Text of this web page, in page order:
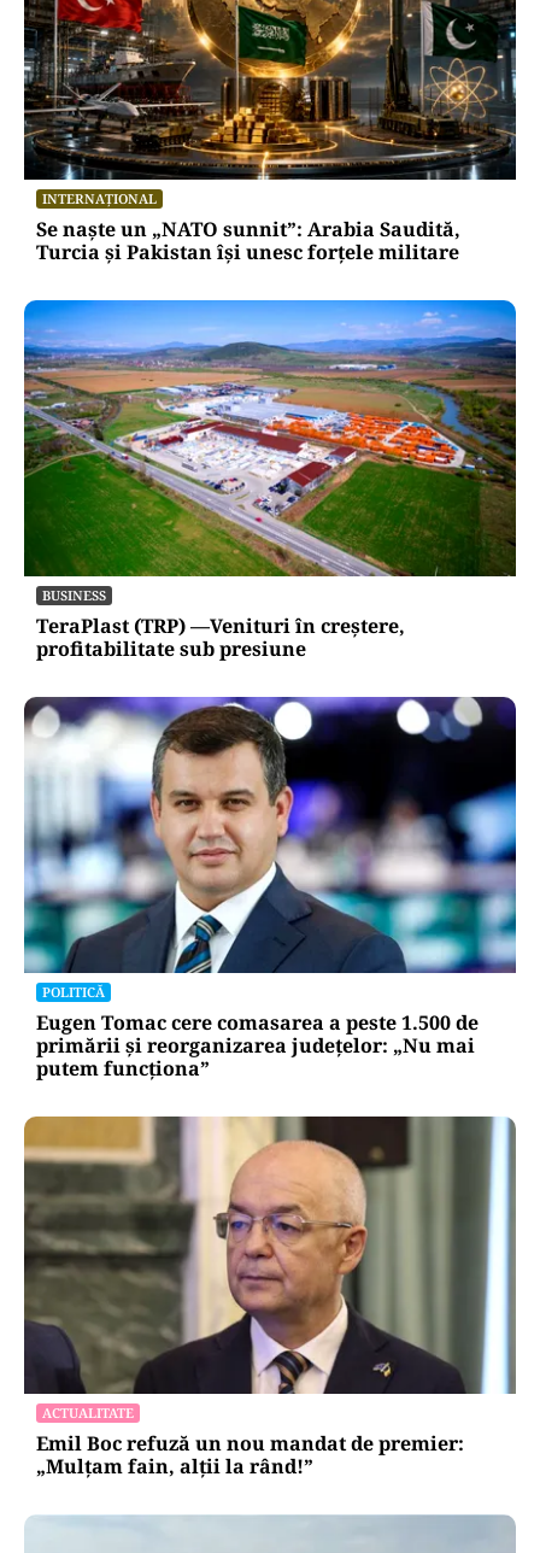
INTERNAȚIONAL
Se naște un „NATO sunnit”: Arabia Saudită,
Turcia și Pakistan își unesc forțele militare
BUSINESS
TeraPlast (TRP) —Venituri în creștere,
profitabilitate sub presiune
POLITICĂ
Eugen Tomac cere comasarea a peste 1.500 de
primării și reorganizarea județelor: „Nu mai
putem funcționa”
ACTUALITATE
Emil Boc refuză un nou mandat de premier:
„Mulțam fain, alții la rând!”